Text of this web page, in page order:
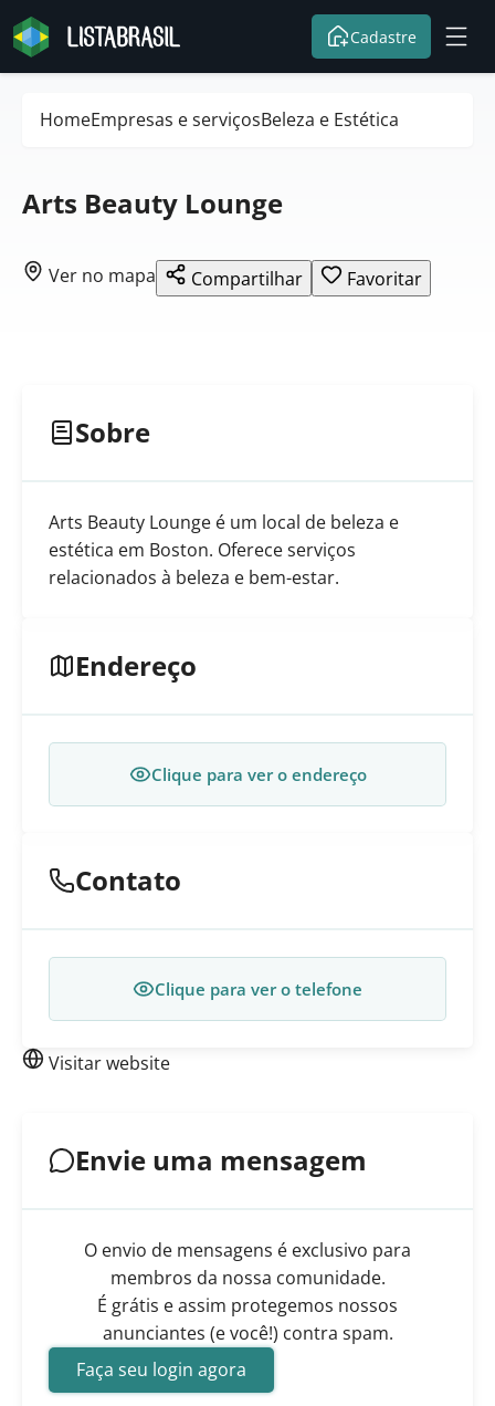
Cadastre
HomeEmpresas e serviçosBeleza e Estética
Arts Beauty Lounge
Ver no mapa Compartilhar Favoritar
Sobre
Arts Beauty Lounge é um local de beleza e
estética em Boston. Oferece serviços
relacionados à beleza e bem-estar.
Endereço
Clique para ver o endereço
Contato
Clique para ver o telefone
Visitar website
Envie uma mensagem
O envio de mensagens é exclusivo para
membros da nossa comunidade.
É grátis e assim protegemos nossos
anunciantes (e você!) contra spam.
Faça seu login agora